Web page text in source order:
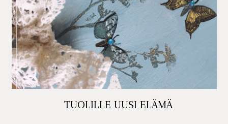
TUOLILLE UUSI ELÄMÄ